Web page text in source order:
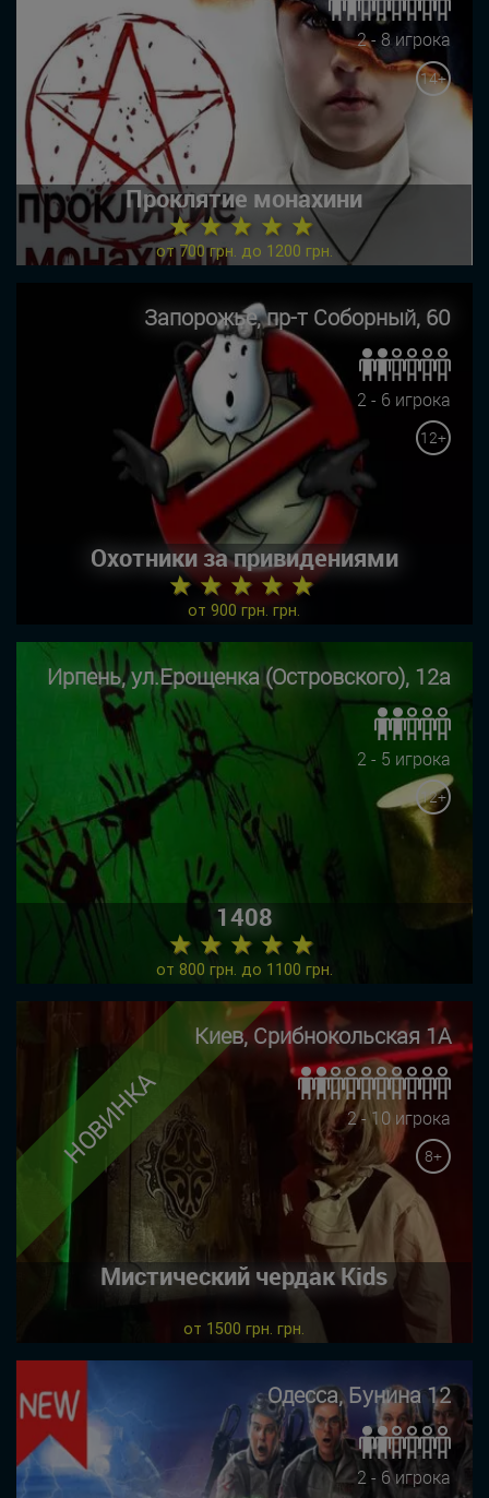
2 - 8 игрока
14+
Проклятие монахини
★ ★ ★ ★ ★
от 700 грн. до 1200 грн.
Запорожье, пр-т Соборный, 60
2 - 6 игрока
12+
Охотники за привидениями
★ ★ ★ ★ ★
от 900 грн. грн.
Ирпень, ул.Ерощенка (Островского), 12а
2 - 5 игрока
12+
1408
★ ★ ★ ★ ★
от 800 грн. до 1100 грн.
НОВИНКА
Киев, Срибнокольская 1А
2 - 10 игрока
8+
Мистический чердак Kids
от 1500 грн. грн.
Одесса, Бунина 12
2 - 6 игрока